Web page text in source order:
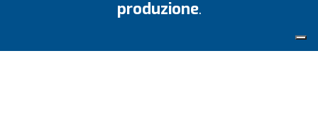
produzione.